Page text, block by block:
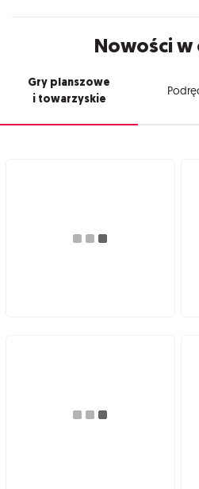
Nowości
Gry planszowe
i towarzyskie